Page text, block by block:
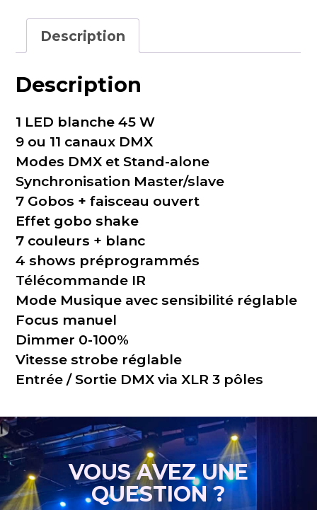
Description
Description
1 LED blanche 45 W
9 ou 11 canaux DMX
Modes DMX et Stand-alone
Synchronisation Master/slave
7 Gobos + faisceau ouvert
Effet gobo shake
7 couleurs + blanc
4 shows préprogrammés
Télécommande IR
Mode Musique avec sensibilité réglable
Focus manuel
Dimmer 0-100%
Vitesse strobe réglable
Entrée / Sortie DMX via XLR 3 pôles
VOUS AVEZ UNE
QUESTION ?